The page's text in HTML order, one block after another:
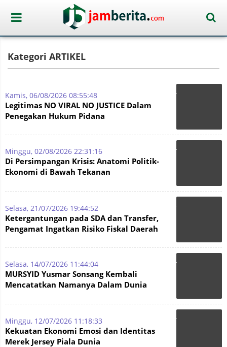
Kategori ARTIKEL
Kamis, 06/08/2026 08:55:48
Legitimas NO VIRAL NO JUSTICE Dalam
Penegakan Hukum Pidana
Minggu, 02/08/2026 22:31:16
Di Persimpangan Krisis: Anatomi Politik-
Ekonomi di Bawah Tekanan
Selasa, 21/07/2026 19:44:52
Ketergantungan pada SDA dan Transfer,
Pengamat Ingatkan Risiko Fiskal Daerah
Selasa, 14/07/2026 11:44:04
MURSYID Yusmar Sonsang Kembali
Mencatatkan Namanya Dalam Dunia
Minggu, 12/07/2026 11:18:33
Kekuatan Ekonomi Emosi dan Identitas
Merek Jersey Piala Dunia